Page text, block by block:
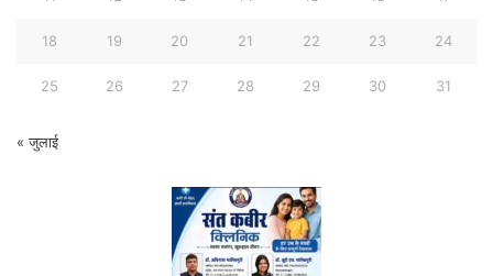
18 19 20 21 22 23 24
25 26 27 28 29 30 31
« जुलाई